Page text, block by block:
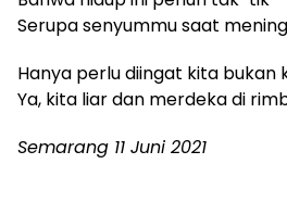
Serupa senyummu saat
Hanya perlu diingat kita bukan
Ya, kita liar dan merdeka di
Semarang 11 Juni 2021